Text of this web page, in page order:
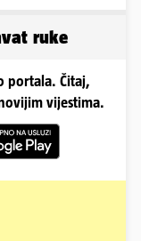
ruke
portala. Čitaj,
vijestima.